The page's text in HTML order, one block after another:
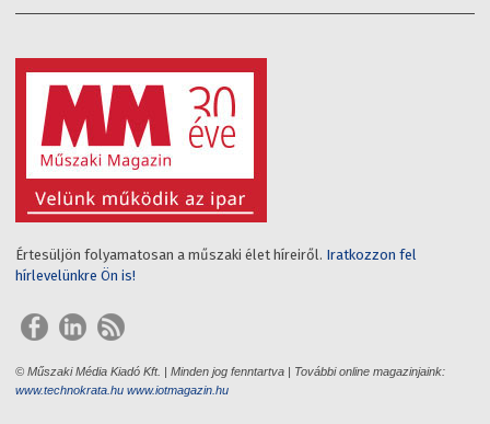
Értesüljön folyamatosan a műszaki élet híreiről. Iratkozzon fel
hírlevelünkre Ön is!
© Műszaki Média Kiadó Kft. | Minden jog fenntartva | További online magazinjaink:
www.technokrata.hu www.iotmagazin.hu